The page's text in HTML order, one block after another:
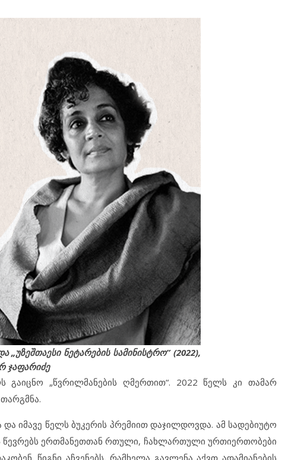
ნეტარების სამინისტრო” (2022),
ჯაფარიძე
„წვრილმანების ღმერთით“. 2022 წელს კი თამარ
იმავე წელს ბუკერის პრემიით დაჯილდოვდა. ამ სადებიუტო
ერთმანეთთან რთული, ჩახლართული ურთიერთობები
წიგნი აჩვენებს, რამხელა გავლენა აქვთ ადამიანების